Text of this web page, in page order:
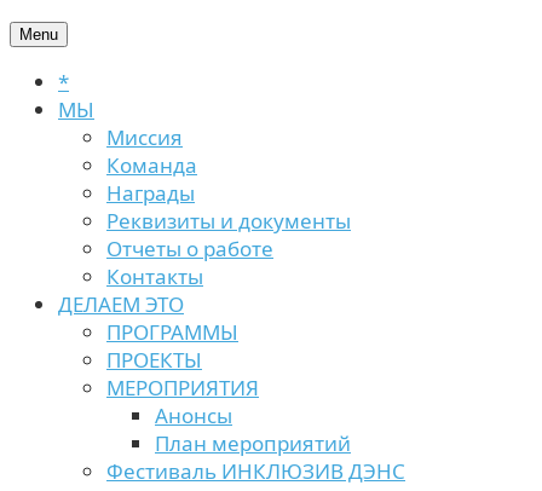
Menu
*
МЫ
Миссия
Команда
Награды
Реквизиты и документы
Отчеты о работе
Контакты
ДЕЛАЕМ ЭТО
ПРОГРАММЫ
ПРОЕКТЫ
МЕРОПРИЯТИЯ
Анонсы
План мероприятий
Фестиваль ИНКЛЮЗИВ ДЭНС